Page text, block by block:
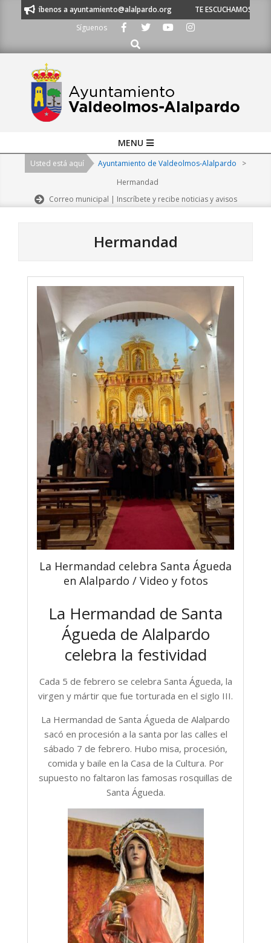
a ayuntamiento@alalpardo.org
TE ESCUCHAMOS - Llámanos al
Síguenos
Buscar
Navigation
MENU
Usted está aquí Ayuntamiento de Valdeolmos-Alalpardo
>
Hermandad
Correo municipal | Inscríbete y recibe noticias y avisos
Hermandad
La Hermandad celebra Santa Águeda
en Alalpardo / Video y fotos
La Hermandad de Santa
Águeda de Alalpardo
celebra la festividad
Cada 5 de febrero se celebra Santa Águeda, la
virgen y mártir que fue torturada en el siglo III.
La Hermandad de Santa Águeda de Alalpardo
sacó en procesión a la santa por las calles el
sábado 7 de febrero. Hubo misa, procesión,
comida y baile en la Casa de la Cultura. Por
supuesto no faltaron las famosas rosquillas de
Santa Águeda.